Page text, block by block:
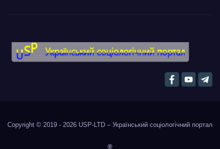
Copyright © 2019 - 2026 USP-LTD – Український соціологічний портал
®